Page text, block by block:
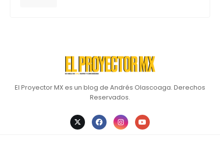
El Proyector MX es un blog de Andrés Olascoaga. Derechos
Reservados.